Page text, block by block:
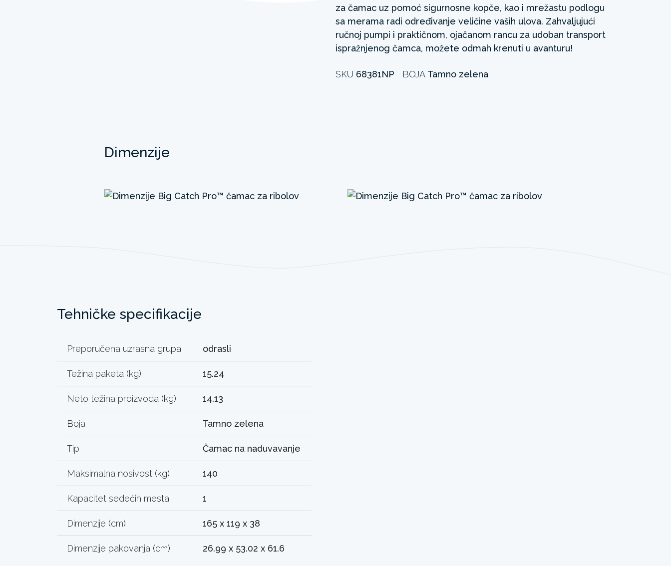
za čamac uz pomoć sigurnosne kopče, kao i mrežastu podlogu
sa merama radi određivanje veličine vaših ulova. Zahvaljujući
ručnoj pumpi i praktičnom, ojačanom rancu za udoban transport
ispražnjenog čamca, možete odmah krenuti u avanturu!
SKU 68381NP BOJA Tamno zelena
Dimenzije
Tehničke specifikacije
Preporučena uzrasna grupa odrasli
Težina paketa (kg) 15.24
Neto težina proizvoda (kg) 14.13
Boja Tamno zelena
Tip Čamac na naduvavanje
Maksimalna nosivost (kg) 140
Kapacitet sedećih mesta 1
Dimenzije (cm) 165 x 119 x 38
Dimenzije pakovanja (cm) 26.99 x 53.02 x 61.6